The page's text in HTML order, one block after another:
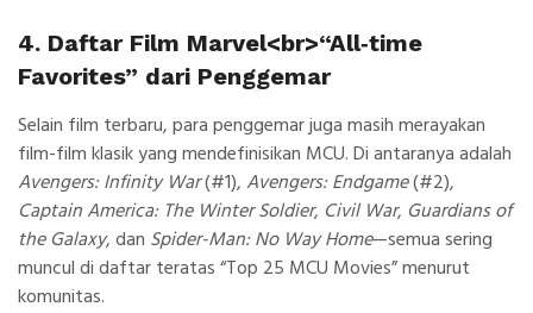
4. Daftar Film Marvel<br>“All‑time
Favorites” dari Penggemar
Selain film terbaru, para penggemar juga masih merayakan
film-film klasik yang mendefinisikan MCU. Di antaranya adalah
Avengers: Infinity War(#1),Avengers: Endgame(#2),
Captain America: The Winter Soldier, Civil War, Guardians of
the Galaxy, dan Spider-Man: No Way Home—semua sering
muncul di daftar teratas “Top 25 MCU Movies” menurut
komunitas.